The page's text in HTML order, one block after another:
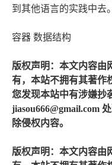
到其他语言的实践中去。
容器 数据结构
版权声明：本文内容由
有，本站不拥有其著作
您发现本站中有涉嫌抄
jiasou666@gmail.com
除侵权内容。
版权声明：本文内容由